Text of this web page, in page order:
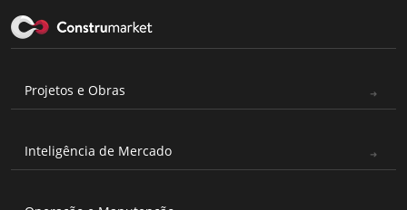
Projetos e Obras
Inteligência de Mercado